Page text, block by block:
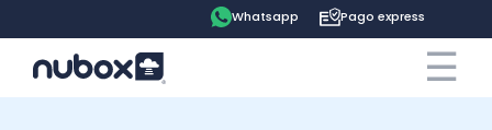
Whatsapp Pago express
☰
×